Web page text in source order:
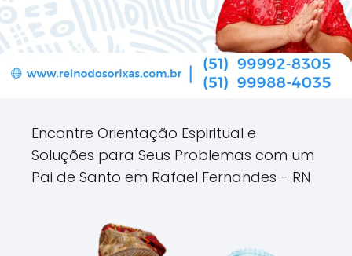
Encontre Orientação Espiritual e
Soluções para Seus Problemas com um
Pai de Santo em Rafael Fernandes - RN